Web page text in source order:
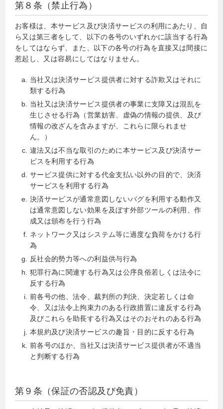
第８条（禁止行為）
お客様は、本サービス及び決済サービスの利用にあたり、自
ら又は第三者をして、以下の各号のいずれかに該当する行為
をしてはならず、また、以下の各号の行為を直接又は間接に
惹起し、又は容易にしてはなりません。
当社又は決済サービス提供者に対する詐欺又はそれに
類する行為
当社又は決済サービス提供者の事業に支障又は混乱を
生じさせる行為（営業妨害、虚偽の情報の提供、及び
情報の改ざんを含みますが、これらに限られませ
ん。）
違法又は不当な取引のために本サービス及び決済サー
ビスを利用する行為
サービス提供に対する代金支払い以外の目的で、決済
サービスを利用する行為
決済サービスが通常意図しないバグを利用する動作又
は通常意図しない効果を及ぼす外部ツールの利用、作
成又は頒布を行う行為
ネットワーク又はシステム等に過度な負荷をかける行
為
反社会的勢力等への利益供与行為
犯罪行為に関連する行為又は公序良俗若しくは法令に
反する行為
前各号の他、法令、裁判所の判決、決定若しくは命
令、又は法令上拘束力のある行政措置に違反する行為
及びこれらを助長する行為又はそのおそれのある行為
本規約及び決済サービスの趣旨・目的に反する行為
前各号のほか、当社又は決済サービス提供者が不適当
と判断する行為
第９条（保証の否認及び免責）